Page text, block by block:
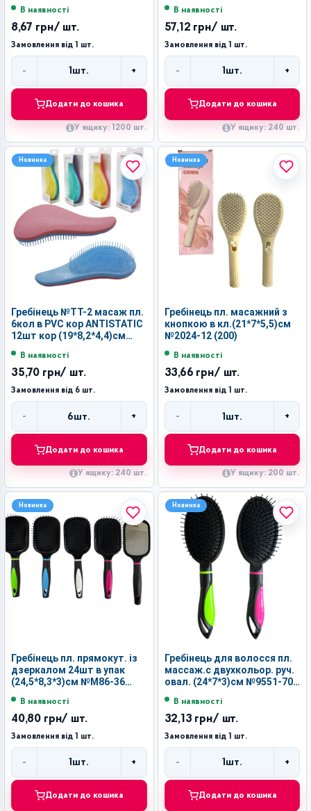
В наявності
8,67 грн/ шт.
Замовлення від 1 шт.
- 1шт. +
Додати до кошика
У ящику: 1200 шт.
В наявності
57,12 грн/ шт.
Замовлення від 1 шт.
- 1шт. +
Додати до кошика
У ящику: 240 шт.
Новинка
Гребінець №ТТ-2 масаж пл.
6кол в PVC кор ANTISTATIC
12шт кор (19*8,2*4,4)см
В наявності
35,70 грн/ шт.
Замовлення від 6 шт.
- 6шт. +
Додати до кошика
У ящику: 240 шт.
Новинка
Гребінець пл. масажний з
кнопкою в кл.(21*7*5,5)см
№2024-12 (200)
В наявності
33,66 грн/ шт.
Замовлення від 1 шт.
- 1 шт. +
Додати до кошика
У ящику: 200 шт.
Новинка
Гребінець пл. прямокут. із
дзеркалом 24шт в упак
(24,5*8,3*3)см №М86-36
В наявності
40,80 грн/ шт.
Замовлення від 1 шт.
- 1шт. +
Додати до кошика
Новинка
Гребінець для волосся пл.
массаж.с двухкольор. руч.
овал. (24*7*3)см №9551-70
В наявності
32,13 грн/ шт.
Замовлення від 1 шт.
- 1шт. +
Додати до кошика